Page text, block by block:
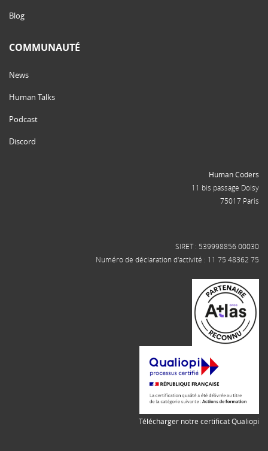
Blog
COMMUNAUTÉ
News
Human Talks
Podcast
Discord
Human Coders
11 bis passage Doisy
75017 Paris
SIRET : 539998856 00030
Numéro de déclaration d'activité : 11 75 48362 75
Télécharger notre certificat Qualiopi